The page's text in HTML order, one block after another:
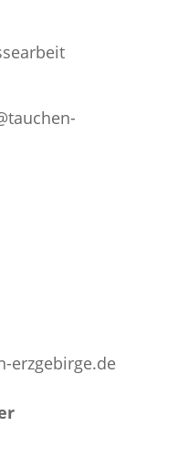
erzgebirge.de